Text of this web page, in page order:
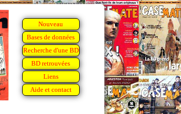
Nouveau
Bases de données
Recherche d'une BD
BD retrouvées
Liens
Aide et contact